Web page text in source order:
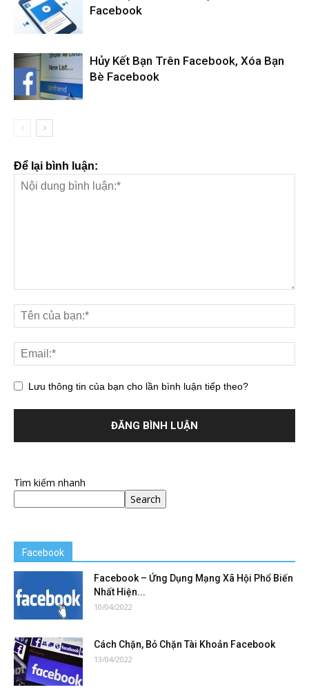
Facebook
Hủy Kết Bạn Trên Facebook, Xóa Bạn
Bè Facebook
Để lại bình luận:
Lưu thông tin của bạn cho lần bình luận tiếp theo?
Tìm kiếm nhanh
Search
Facebook
Facebook – Ứng Dụng Mạng Xã Hội Phổ Biến
Nhất Hiện...
10/04/2022
Cách Chặn, Bỏ Chặn Tài Khoản Facebook
13/04/2022